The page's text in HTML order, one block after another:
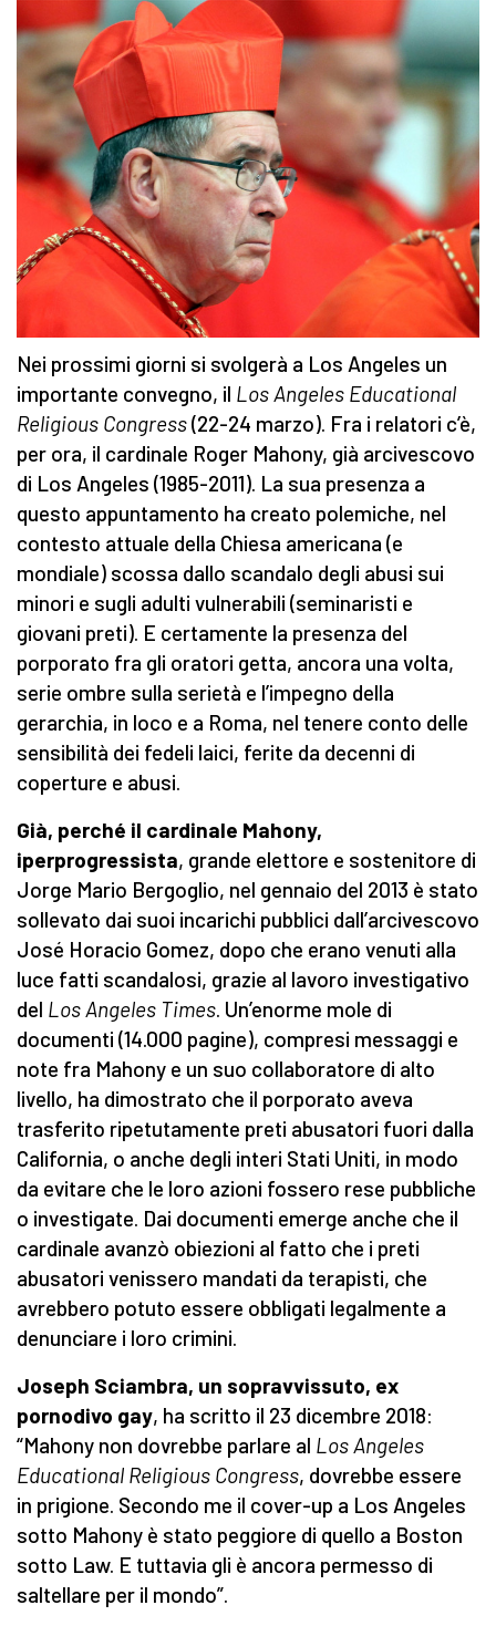
Nei prossimi giorni si svolgerà a Los Angeles un
importante convegno, il Los Angeles Educational
Religious Congress(22-24 marzo). Fra i relatori c’è,
per ora, il cardinale Roger Mahony, già arcivescovo
di Los Angeles (1985-2011). La sua presenza a
questo appuntamento ha creato polemiche, nel
contesto attuale della Chiesa americana (e
mondiale) scossa dallo scandalo degli abusi sui
minori e sugli adulti vulnerabili (seminaristi e
giovani preti). E certamente la presenza del
porporato fra gli oratori getta, ancora una volta,
serie ombre sulla serietà e l’impegno della
gerarchia, in loco e a Roma, nel tenere conto delle
sensibilità dei fedeli laici, ferite da decenni di
coperture e abusi.
Già, perché il cardinale Mahony,
iperprogressista, grande elettore e sostenitore di
Jorge Mario Bergoglio, nel gennaio del 2013 è stato
sollevato dai suoi incarichi pubblici dall’arcivescovo
José Horacio Gomez, dopo che erano venuti alla
luce fatti scandalosi, grazie al lavoro investigativo
del Los Angeles Times. Un’enorme mole di
documenti (14.000 pagine), compresi messaggi e
note fra Mahony e un suo collaboratore di alto
livello, ha dimostrato che il porporato aveva
trasferito ripetutamente preti abusatori fuori dalla
California, o anche degli interi Stati Uniti, in modo
da evitare che le loro azioni fossero rese pubbliche
o investigate. Dai documenti emerge anche che il
cardinale avanzò obiezioni al fatto che i preti
abusatori venissero mandati da terapisti, che
avrebbero potuto essere obbligati legalmente a
denunciare i loro crimini.
Joseph Sciambra, un sopravvissuto, ex
pornodivo gay, ha scritto il 23 dicembre 2018:
“Mahony non dovrebbe parlare al Los Angeles
Educational Religious Congress, dovrebbe essere
in prigione. Secondo me il cover-up a Los Angeles
sotto Mahony è stato peggiore di quello a Boston
sotto Law. E tuttavia gli è ancora permesso di
saltellare per il mondo”.